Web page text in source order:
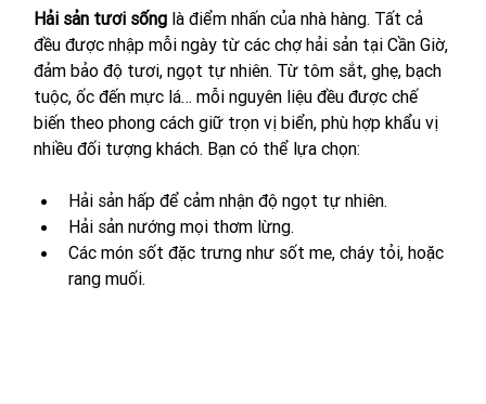
Hải sản tươi sống là điểm nhấn của nhà hàng. Tất cả
đều được nhập mỗi ngày từ các chợ hải sản tại Cần Giờ,
đảm bảo độ tươi, ngọt tự nhiên. Từ tôm sắt, ghẹ, bạch
tuộc, ốc đến mực lá… mỗi nguyên liệu đều được chế
biến theo phong cách giữ trọn vị biển, phù hợp khẩu vị
nhiều đối tượng khách. Bạn có thể lựa chọn:
Hải sản hấp để cảm nhận độ ngọt tự nhiên.
Hải sản nướng mọi thơm lừng.
Các món sốt đặc trưng như sốt me, cháy tỏi, hoặc
rang muối.